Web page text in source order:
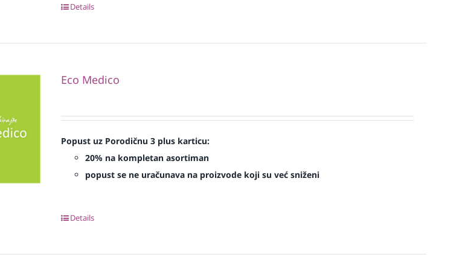
Details
Eco Medico
Popust uz Porodičnu 3 plus karticu:
20% na kompletan asortiman
popust se ne uračunava na proizvode koji su već sniženi
Details